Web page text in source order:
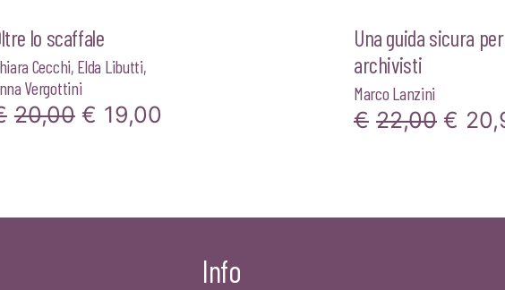
lo scaffale
Cecchi, Elda Libutti,
Vergottini
20,00 Il
era:
€ 19,00
è:
Una guida sicura
archivisti
Marco Lanzini
€ 22,00 Il
era:
€
Info